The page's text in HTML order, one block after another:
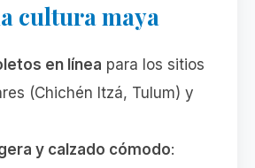
cultura maya
en línea para los sitios
(Chichén Itzá, Tulum) y
y calzado cómodo: